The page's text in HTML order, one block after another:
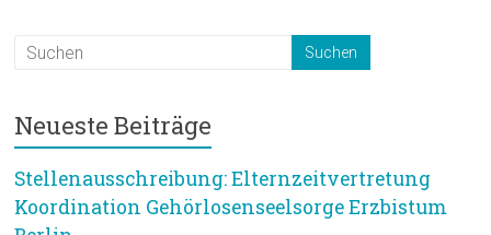
Neueste Beiträge
Stellenausschreibung: Elternzeitvertretung
Koordination Gehörlosenseelsorge Erzbistum